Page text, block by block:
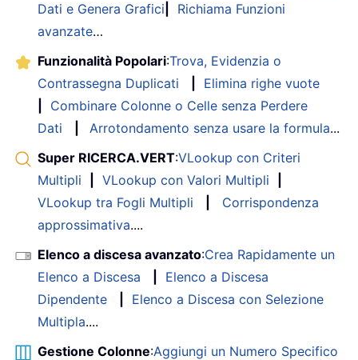
Dati e Genera Grafici
Richiama Funzioni
avanzate…
Funzionalità Popolari:Trova, Evidenzia o
Contrassegna Duplicati
Elimina righe vuote
Combinare Colonne o Celle senza Perdere
Dati
Arrotondamento senza usare la formula...
Super RICERCA.VERT:VLookup con Criteri
Multipli
VLookup con Valori Multipli
VLookup tra Fogli Multipli
Corrispondenza
approssimativa....
Elenco a discesa avanzato:Crea Rapidamente un
Elenco a Discesa
Elenco a Discesa
Dipendente
Elenco a Discesa con Selezione
Multipla....
Gestione Colonne:Aggiungi un Numero Specifico